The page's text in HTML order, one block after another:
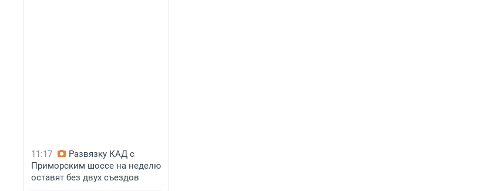
11:17
Развязку КАД с
Приморским шоссе на неделю
оставят без двух съездов